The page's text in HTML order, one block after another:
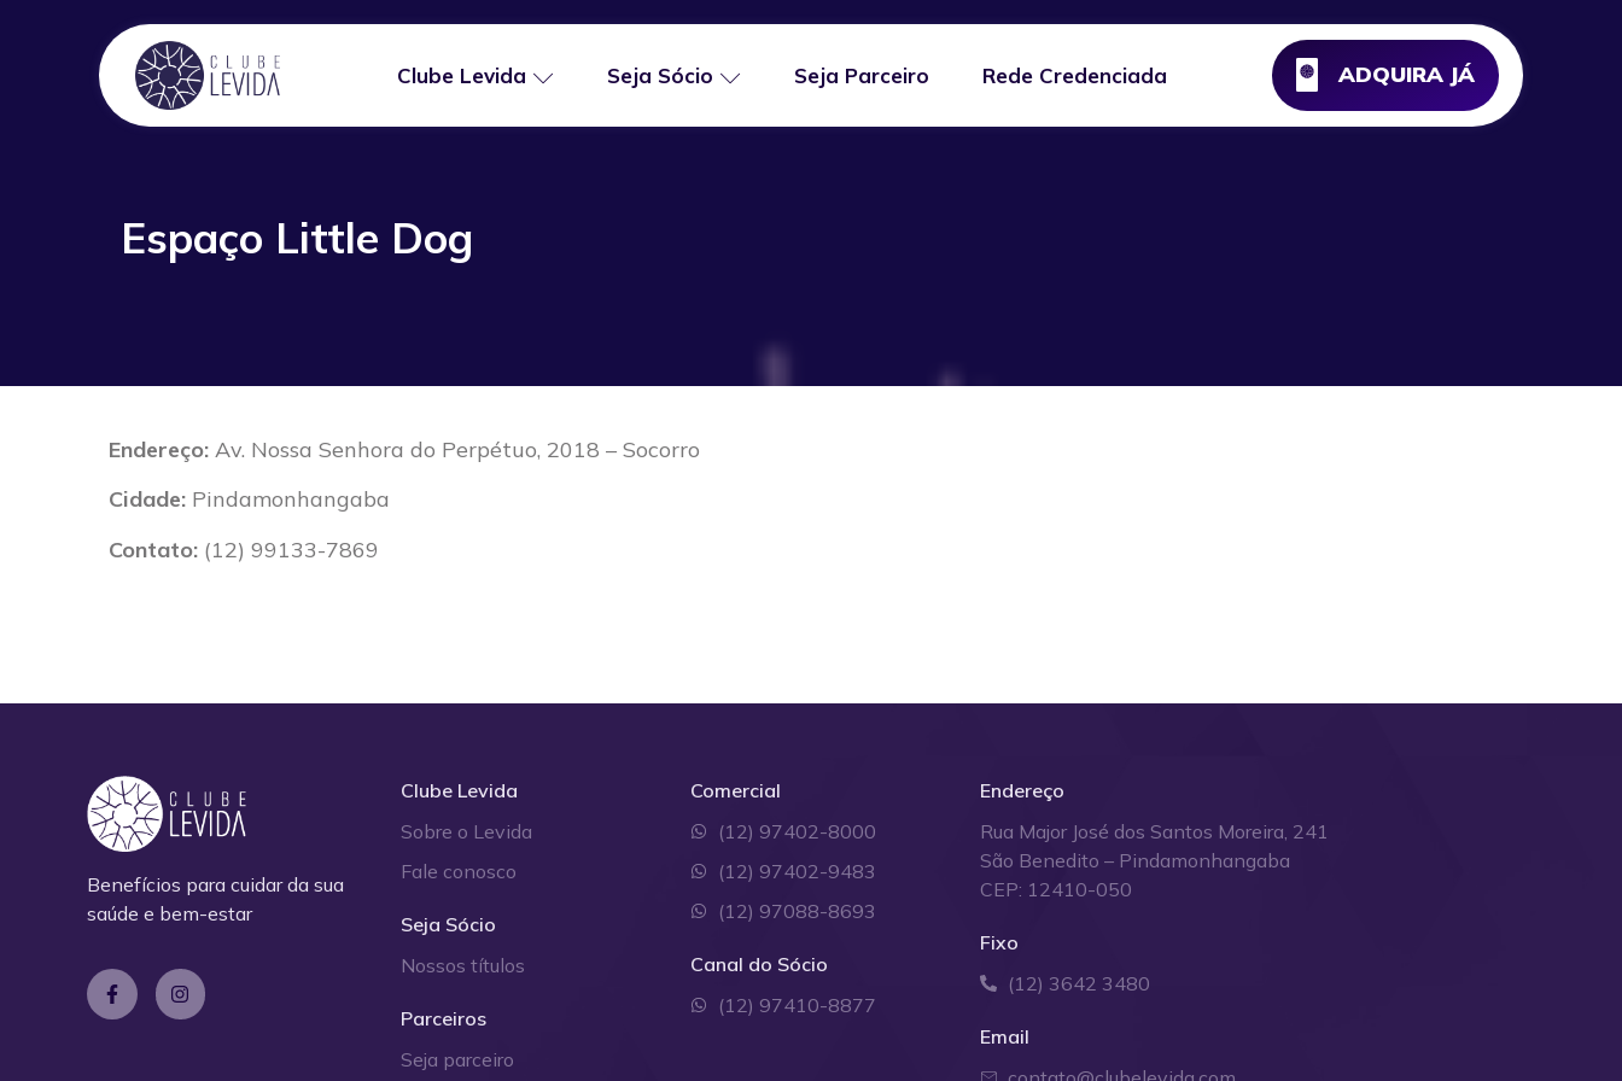
Clube Levida Seja Sócio Seja Parceiro Rede Credenciada ADQUIRA JÁ
Espaço Little Dog
Endereço: Av. Nossa Senhora do Perpétuo, 2018 – Socorro
Cidade: Pindamonhangaba
Contato: (12) 99133-7869
Benefícios para cuidar da sua
saúde e bem-estar
Clube Levida
Sobre o Levida
Fale conosco
Seja Sócio
Nossos títulos
Parceiros
Seja parceiro
Comercial
(12) 97402-8000
(12) 97402-9483
(12) 97088-8693
Canal do Sócio
(12) 97410-8877
Endereço
Rua Major José dos Santos Moreira, 241
São Benedito – Pindamonhangaba
CEP: 12410-050
Fixo
(12) 3642 3480
Email